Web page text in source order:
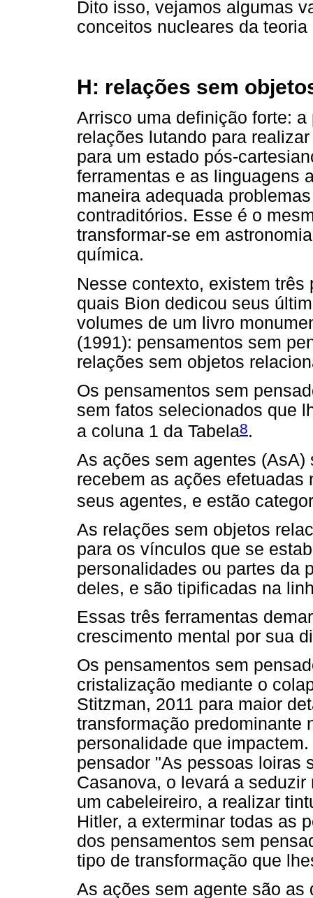
Dito isso, vejamos algumas
conceitos nucleares da
H: relações sem
Arrisco uma definição forte:
relações lutando para
para um estado pós-
ferramentas e as linguagens
maneira adequada
contraditórios. Esse é o
transformar-se em
química.
Nesse contexto, existem
quais Bion dedicou seus
volumes de um livro
(1991): pensamentos sem
relações sem objetos
Os pensamentos sem
sem fatos selecionados que
a coluna 1 da Tabela8.
As ações sem agentes
recebem as ações
seus agentes, e estão
As relações sem objetos
para os vínculos que se
personalidades ou partes da
deles, e são tipificadas na
Essas três ferramentas
crescimento mental por sua
Os pensamentos sem
cristalização mediante o
Stitzman, 2011 para maior
transformação predominante
personalidade que
pensador "As pessoas loiras
Casanova, o levará a
um cabeleireiro, a realizar
Hitler, a exterminar todas as
dos pensamentos sem
tipo de transformação que
As ações sem agente são as